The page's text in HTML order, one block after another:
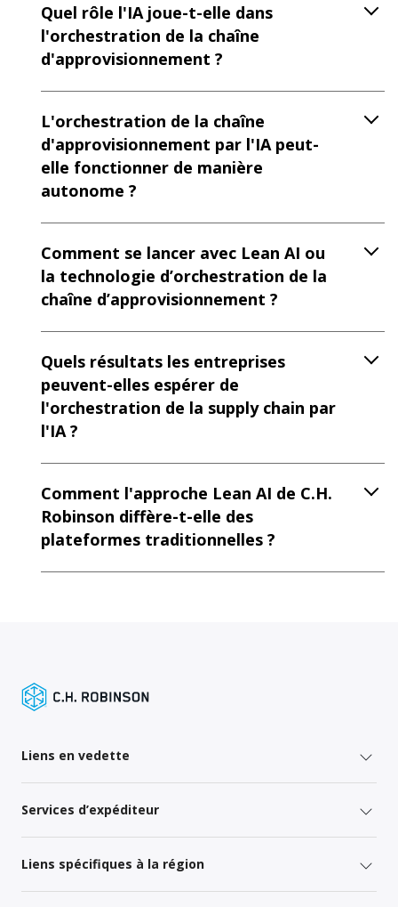
Quel rôle l'IA joue-t-elle dans
l'orchestration de la chaîne
d'approvisionnement ?
L'orchestration de la chaîne
d'approvisionnement par l'IA peut-
elle fonctionner de manière
autonome ?
Comment se lancer avec Lean AI ou
la technologie d’orchestration de la
chaîne d’approvisionnement ?
Quels résultats les entreprises
peuvent-elles espérer de
l'orchestration de la supply chain par
l'IA ?
Comment l'approche Lean AI de C.H.
Robinson diffère-t-elle des
plateformes traditionnelles ?
Liens en vedette
Services d’expéditeur
Liens spécifiques à la région